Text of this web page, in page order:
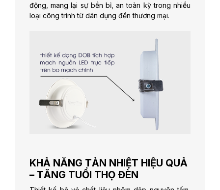
động, mang lại sự bền bỉ, an toàn kỹ trong nhiều
loại công trình từ dân dụng đến thương mại.
KHẢ NĂNG TẢN NHIỆT HIỆU QUẢ
– TĂNG TUỔI THỌ ĐÈN